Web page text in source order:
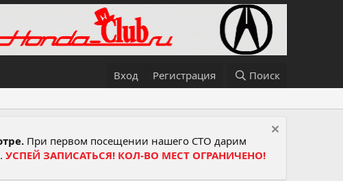
Вход Регистрация Поиск
При первом посещении нашего СТО дарим
УСПЕЙ ЗАПИСАТЬСЯ! КОЛ-ВО МЕСТ ОГРАНИЧЕНО!